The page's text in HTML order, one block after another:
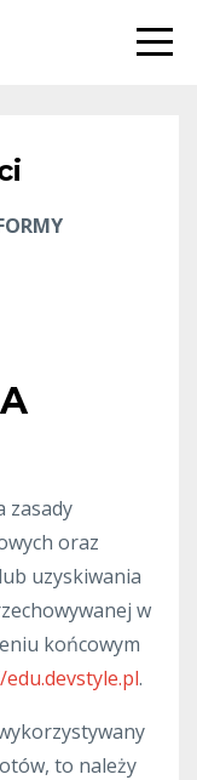
zasady
oraz
uzyskiwania
w
końcowym
.
to należy